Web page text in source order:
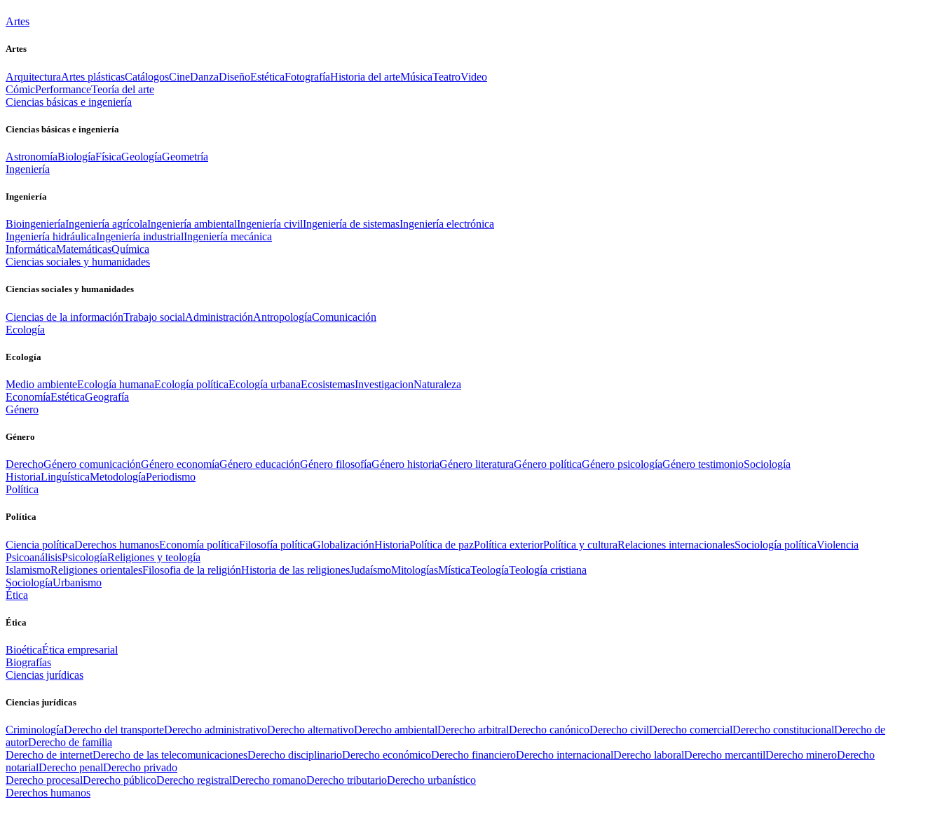
Artes
Artes
ArquitecturaArtes plásticasCatálogosCineDanzaDiseñoEstéticaFotografíaHistoria del arteMúsicaTeatroVideo
CómicPerformanceTeoría del arte
Ciencias básicas e ingeniería
Ciencias básicas e ingeniería
AstronomíaBiologíaFísicaGeologíaGeometría
Ingeniería
Ingeniería
BioingenieríaIngeniería agrícolaIngeniería ambientalIngeniería civilIngeniería de sistemasIngeniería electrónica
Ingeniería hidráulicaIngeniería industrialIngeniería mecánica
InformáticaMatemáticasQuímica
Ciencias sociales y humanidades
Ciencias sociales y humanidades
Ciencias de la informaciónTrabajo socialAdministraciónAntropologíaComunicación
Ecología
Ecología
Medio ambienteEcología humanaEcología políticaEcología urbanaEcosistemasInvestigacionNaturaleza
EconomíaEstéticaGeografía
Género
Género
DerechoGénero comunicaciónGénero economíaGénero educaciónGénero filosofíaGénero historiaGénero literaturaGénero políticaGénero psicologíaGénero testimonioSociología
HistoriaLinguísticaMetodologíaPeriodismo
Política
Política
Ciencia políticaDerechos humanosEconomía políticaFilosofía políticaGlobalizaciónHistoriaPolítica de pazPolítica exteriorPolítica y culturaRelaciones internacionalesSociología políticaViolencia
PsicoanálisisPsicologíaReligiones y teología
IslamismoReligiones orientalesFilosofia de la religiónHistoria de las religionesJudaísmoMitologíasMísticaTeologíaTeología cristiana
SociologíaUrbanismo
Ética
Ética
BioéticaÉtica empresarial
Biografías
Ciencias jurídicas
Ciencias jurídicas
CriminologíaDerecho del transporteDerecho administrativoDerecho alternativoDerecho ambientalDerecho arbitralDerecho canónicoDerecho civilDerecho comercialDerecho constitucionalDerecho de
autorDerecho de familia
Derecho de internetDerecho de las telecomunicacionesDerecho disciplinarioDerecho económicoDerecho financieroDerecho internacionalDerecho laboralDerecho mercantilDerecho mineroDerecho
notarialDerecho penalDerecho privado
Derecho procesalDerecho públicoDerecho registralDerecho romanoDerecho tributarioDerecho urbanístico
Derechos humanos